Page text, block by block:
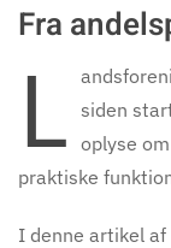
Fra
L siden
oplyse
praktiske
I denne artikel af